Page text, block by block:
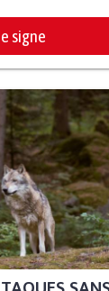
signe